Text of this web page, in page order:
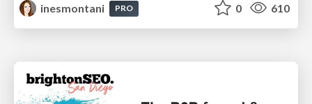
inesmontani
PRO 0 610